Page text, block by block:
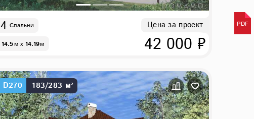
PDF
4 Спальни
14.5м x 14.19м
Цена за проект
42 000 ₽
D270 183/283 м²